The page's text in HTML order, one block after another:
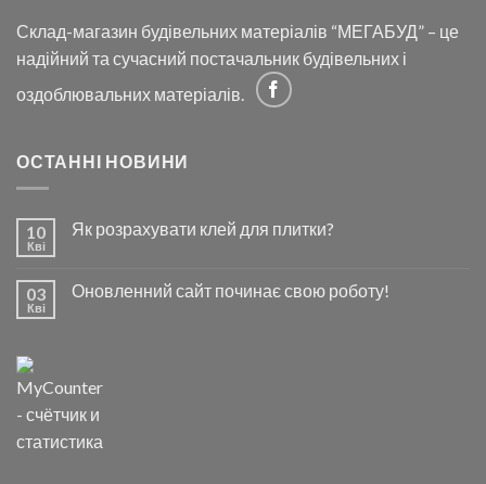
Склад-магазин будівельних матеріалів “МЕГАБУД” – це
надійний та сучасний постачальник будівельних і
оздоблювальних матеріалів.
ОСТАННІ НОВИНИ
10
Кві
Як розрахувати клей для плитки?
03
Кві
Оновленний сайт починає свою роботу!